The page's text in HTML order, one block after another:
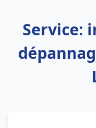
Service: